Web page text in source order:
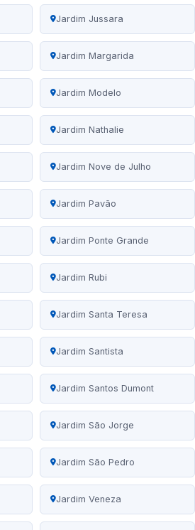
Jardim Jussara
Jardim Margarida
Jardim Modelo
Jardim Nathalie
Jardim Nove de Julho
Jardim Pavão
Jardim Ponte Grande
Jardim Rubi
Jardim Santa Teresa
Jardim Santista
Jardim Santos Dumont
Jardim São Jorge
Jardim São Pedro
Jardim Veneza